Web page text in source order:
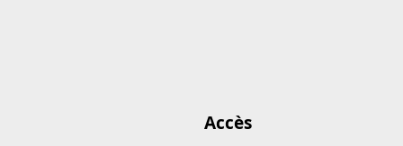
Accès